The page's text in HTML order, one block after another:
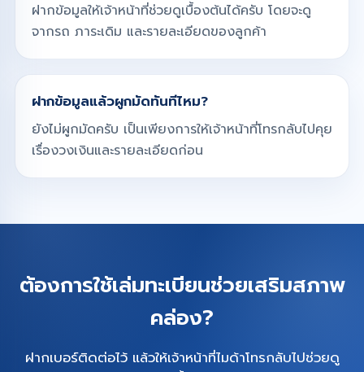
ฝากข้อมูลให้เจ้าหน้าที่ช่วยดูเบื้องต้นได้ครับ โดยจะดู
จากรถ ภาระเดิม และรายละเอียดของลูกค้า
ฝากข้อมูลแล้วผูกมัดทันทีไหม?
ยังไม่ผูกมัดครับ เป็นเพียงการให้เจ้าหน้าที่โทรกลับไปคุย
เรื่องวงเงินและรายละเอียดก่อน
ต้องการใช้เล่มทะเบียนช่วยเสริมสภาพ
คล่อง?
ฝากเบอร์ติดต่อไว้ แล้วให้เจ้าหน้าที่ไมด้าโทรกลับไปช่วยดู